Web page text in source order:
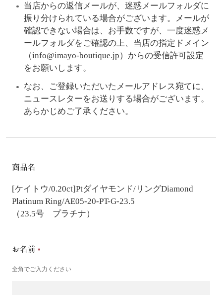
当店からの返信メールが、迷惑メールフォルダに
振り分けられている場合がございます。メールが
確認できない場合は、お手数ですが、一度迷惑メ
ールフォルダをご確認の上、当店の指定ドメイン
（info@imayo-boutique.jp）からの受信許可設定
をお願いします。
なお、ご登録いただいたメールアドレス宛てに、
ニュースレターをお送りする場合がございます。
あらかじめご了承ください。
商品名
[ケイトウ/0.20ct]Ptダイヤモンド/リングDiamond
Platinum Ring/AE05-20-PT-G-23.5
（23.5号 プラチナ）
お名前
全角でご入力ください